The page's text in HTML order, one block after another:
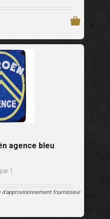
agence bleu
1
d'approvisionnement fournisseur